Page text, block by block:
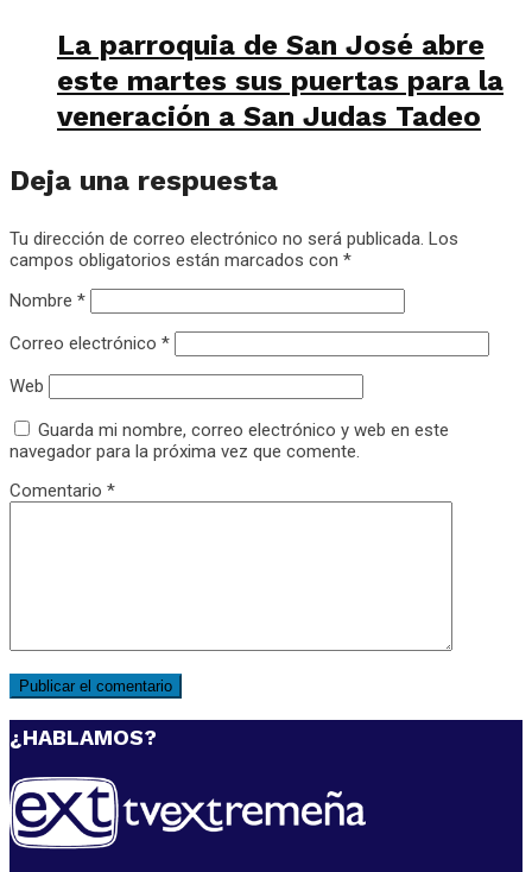
La parroquia de San José abre
este martes sus puertas para la
veneración a San Judas Tadeo
Deja una respuesta
Tu dirección de correo electrónico no será publicada. Los
campos obligatorios están marcados con *
Nombre *
Correo electrónico *
Web
Guarda mi nombre, correo electrónico y web en este
navegador para la próxima vez que comente.
Comentario *
¿HABLAMOS?